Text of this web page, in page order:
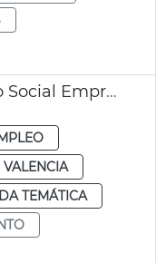
Premios Emprendimiento Social Emprendedores Riada 2025
VALENCIA
TEMÁTICA